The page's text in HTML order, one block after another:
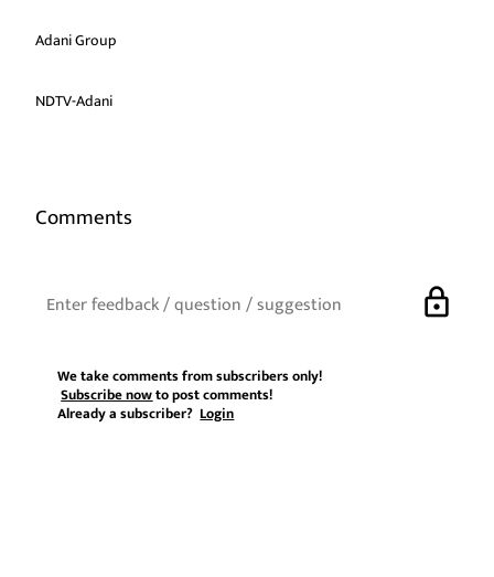
Adani Group
NDTV-Adani
Comments
lock
We take comments from subscribers only!
Subscribe nowto post comments!
Already a subscriber?Login